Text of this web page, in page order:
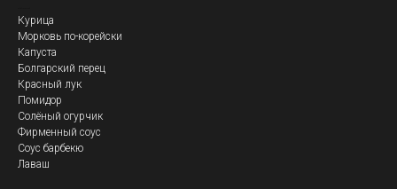
Курица
Морковь по-корейски
Капуста
Болгарский перец
Красный лук
Помидор
Солёный огурчик
Фирменный соус
Соус барбекю
Лаваш